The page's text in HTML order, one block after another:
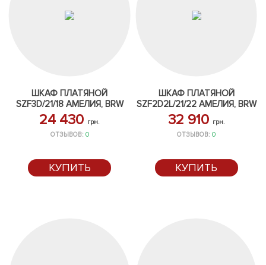
ШКАФ ПЛАТЯНОЙ
SZF3D/21/18 АМЕЛИЯ, BRW
24 430 грн.
ОТЗЫВОВ: 0
КУПИТЬ
ШКАФ ПЛАТЯНОЙ
SZF2D2L/21/22 АМЕЛИЯ, BRW
32 910 грн.
ОТЗЫВОВ:0
КУПИТЬ